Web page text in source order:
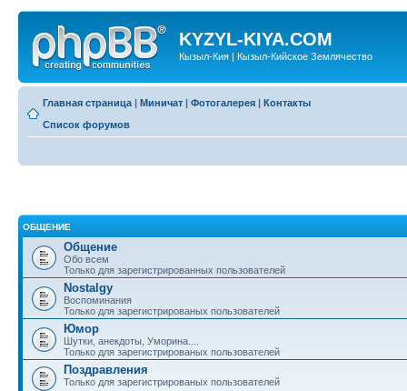
KYZYL-KIYA.COM
Кызыл-Кия | Кызыл-Кийское Землячество
Главная страница | Миничат | Фотогалерея | Контакты
Список форумов
ОБЩЕНИЕ
Общение
Обо всем
Только для зарегистрированных пользователей
Nostalgy
Воспоминания
Только для зарегистрированых пользователей
Юмор
Шутки, анекдоты, Уморина....
Только для зарегистрированых пользователей
Поздравления
Только для зарегистрированых пользователей